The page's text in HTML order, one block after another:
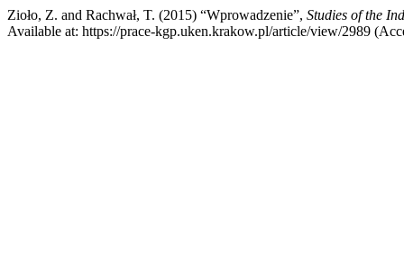
Zioło, Z. and Rachwał, T. (2015) “Wprowadzenie”, Studies of the
Available at: https://prace-kgp.uken.krakow.pl/article/view/2989